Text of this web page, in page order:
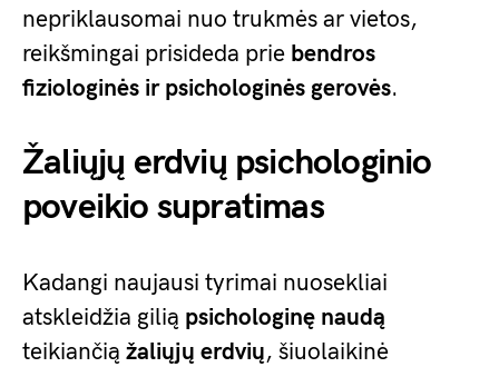
nepriklausomai nuo trukmės ar vietos,
reikšmingai prisideda prie bendros
fiziologinės ir psichologinės gerovės.
Žaliųjų erdvių psichologinio
poveikio supratimas
Kadangi naujausi tyrimai nuosekliai
atskleidžia gilią psichologinę naudą
teikiančią žaliųjų erdvių, šiuolaikinė